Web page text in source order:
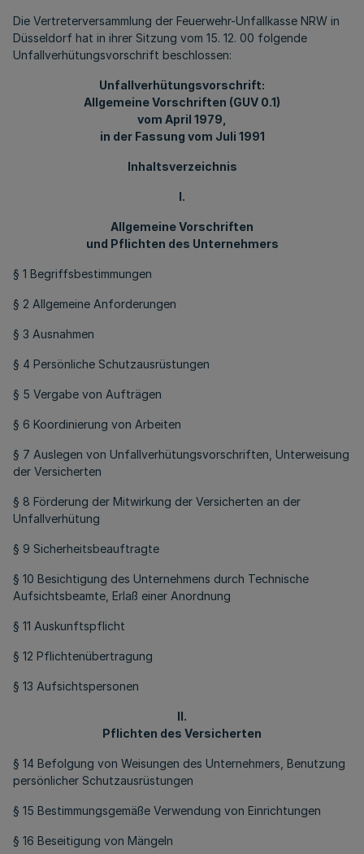
Die Vertreterversammlung der Feuerwehr-Unfallkasse NRW in
Düsseldorf hat in ihrer Sitzung vom 15. 12. 00 folgende
Unfallverhütungsvorschrift beschlossen:
Unfallverhütungsvorschrift:
Allgemeine Vorschriften (GUV 0.1)
vom April 1979,
in der Fassung vom Juli 1991
Inhaltsverzeichnis
I.
Allgemeine Vorschriften
und Pflichten des Unternehmers
§ 1 Begriffsbestimmungen
§ 2 Allgemeine Anforderungen
§ 3 Ausnahmen
§ 4 Persönliche Schutzausrüstungen
§ 5 Vergabe von Aufträgen
§ 6 Koordinierung von Arbeiten
§ 7 Auslegen von Unfallverhütungsvorschriften, Unterweisung
der Versicherten
§ 8 Förderung der Mitwirkung der Versicherten an der
Unfallverhütung
§ 9 Sicherheitsbeauftragte
§ 10 Besichtigung des Unternehmens durch Technische
Aufsichtsbeamte, Erlaß einer Anordnung
§ 11 Auskunftspflicht
§ 12 Pflichtenübertragung
§ 13 Aufsichtspersonen
II.
Pflichten des Versicherten
§ 14 Befolgung von Weisungen des Unternehmers, Benutzung
persönlicher Schutzausrüstungen
§ 15 Bestimmungsgemäße Verwendung von Einrichtungen
§ 16 Beseitigung von Mängeln